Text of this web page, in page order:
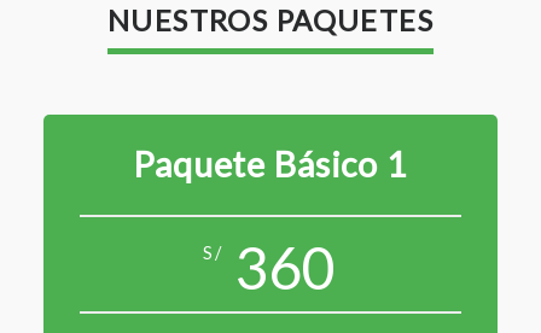
NUESTROS PAQUETES
Paquete Básico 1
S/ 360